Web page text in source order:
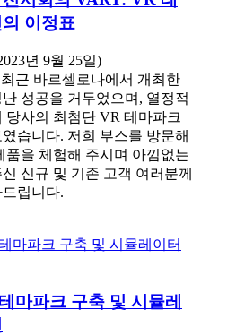
이정표
년 9월 25일)
근 바르셀로나에서 개최한
성공을 거두었으며, 열정적
당사의 최첨단 VR 테마파크
습니다. 저희 부스를 방문해
품을 체험해 주시며 아낌없는
신규 및 기존 고객 여러분께
립니다.
마파크 구축 및 시뮬레